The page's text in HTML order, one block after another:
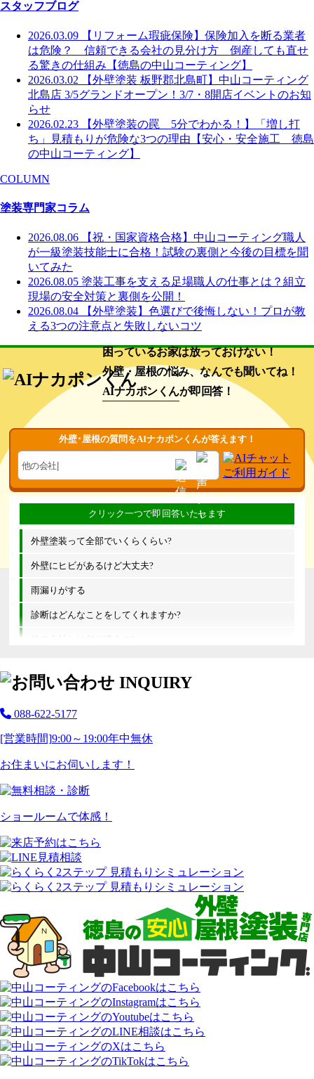
スタッフブログ
2026.03.09
【リフォーム瑕疵保険】保険加入を断る業者
は危険？ 信頼できる会社の見分け方 倒産しても直せ
る驚きの仕組み【徳島の中山コーティング】
2026.03.02
【外壁塗装 板野郡北島町】中山コーティング
北島店 3/5グランドオープン！3/7・8開店イベントのお知
らせ
2026.02.23
【外壁塗装の罠 5分でわかる！】「増し打
ち」見積もりが危険な3つの理由【安心・安全施工 徳島
の中山コーティング】
COLUMN
塗装専門家コラム
2026.08.06
【祝・国家資格合格】中山コーティング職人
が一級塗装技能士に合格！試験の裏側と今後の目標を聞
いてみた
2026.08.05 塗装工事を支える足場職人の仕事とは？組立
現場の安全対策と裏側を公開！
2026.08.04
【外壁塗装】色選びで後悔しない！プロが教
える3つの注意点と失敗しないコツ
困っているお家は放っておけない！
外壁・屋根の悩み、なんでも聞いてね！
AIナカポンくんが即回答！
外壁･屋根の質問をAIナカポンくんが答えます！
外壁塗装って全部でいくらくらい?
外壁にヒビがあるけど大丈夫?
雨漏りがする
診断はどんなことをしてくれますか?
他の会社とは何が違うの?
088-622-5177
[営業時間]9:00～19:00年中無休
お住まいにお伺いします！
ショールームで体感！